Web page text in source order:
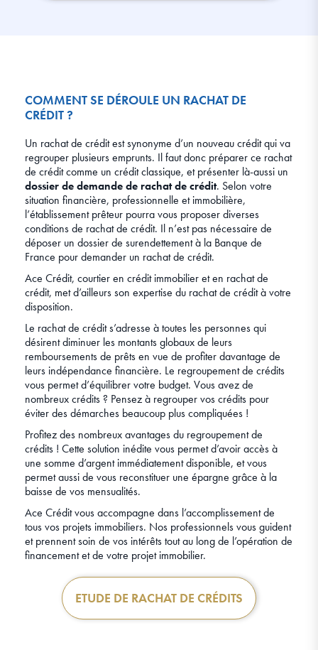
COMMENT SE DÉROULE UN RACHAT DE
CRÉDIT ?
Un rachat de crédit est synonyme d’un nouveau crédit qui va
regrouper plusieurs emprunts. Il faut donc préparer ce rachat
de crédit comme un crédit classique, et présenter là-aussi un
dossier de demande de rachat de crédit. Selon votre
situation financière, professionnelle et immobilière,
l’établissement prêteur pourra vous proposer diverses
conditions de rachat de crédit. Il n’est pas nécessaire de
déposer un dossier de surendettement à la Banque de
France pour demander un rachat de crédit.
Ace Crédit, courtier en crédit immobilier et en rachat de
crédit, met d’ailleurs son expertise du rachat de crédit à votre
disposition.
Le rachat de crédit s’adresse à toutes les personnes qui
désirent diminuer les montants globaux de leurs
remboursements de prêts en vue de profiter davantage de
leurs indépendance financière. Le regroupement de crédits
vous permet d’équilibrer votre budget. Vous avez de
nombreux crédits ? Pensez à regrouper vos crédits pour
éviter des démarches beaucoup plus compliquées !
Profitez des nombreux avantages du regroupement de
crédits ! Cette solution inédite vous permet d’avoir accès à
une somme d’argent immédiatement disponible, et vous
permet aussi de vous reconstituer une épargne grâce à la
baisse de vos mensualités.
Ace Crédit vous accompagne dans l’accomplissement de
tous vos projets immobiliers. Nos professionnels vous guident
et prennent soin de vos intérêts tout au long de l’opération de
financement et de votre projet immobilier.
ETUDE DE RACHAT DE CRÉDITS